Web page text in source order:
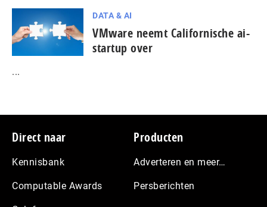
DATA & AI
VMware neemt Californische ai-
startup over
...
Footer
Direct naar
Kennisbank
Computable Awards
Producten
Adverteren en meer…
Persberichten